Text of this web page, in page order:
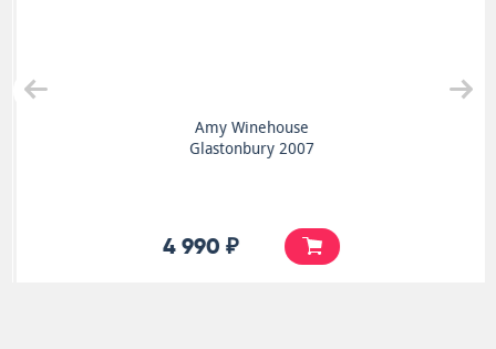
Amy Winehouse
Glastonbury 2007
4 990 ₽